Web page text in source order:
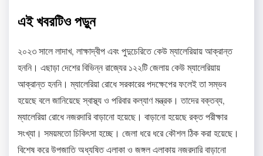
এই খবরটিও পড়ুন
২০২৩ সালে লাদাখ, লাক্ষাদ্বীপ এবং পুদুচেরিতে কেউ ম্যালেরিয়ায় আক্রান্ত
হননি। এছাড়া দেশের বিভিন্ন রাজ্যের ১২২টি জেলায় কেউ ম্যালেরিয়ায়
আক্রান্ত হননি। ম্যালেরিয়া রোধে সরকারের পদক্ষেপের ফলেই তা সম্ভব
হয়েছে বলে জানিয়েছে স্বাস্থ্য ও পরিবার কল্যাণ মন্ত্রক। তাদের বক্তব্য,
ম্যালেরিয়া রোধে নজরদারি বাড়ানো হয়েছে। বাড়ানো হয়েছে রক্ত পরীক্ষার
সংখ্যা। সময়মতো চিকিৎসা হচ্ছে। জেলা ধরে ধরে কৌশল ঠিক করা হয়েছে।
বিশেষ করে উপজাতি অধ্যষিত এলাকা ও জঙ্গল এলাকায় নজরদারি বাড়ানো